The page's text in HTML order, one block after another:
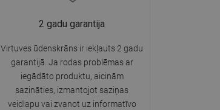
2 gadu garantija
Virtuves ūdenskrāns ir iekļauts 2 gadu
garantijā. Ja rodas problēmas ar
iegādāto produktu, aicinām
sazināties, izmantojot saziņas
veidlapu vai zvanot uz informatīvo